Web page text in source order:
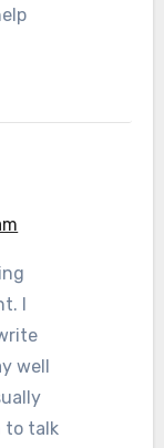
I
well
to talk